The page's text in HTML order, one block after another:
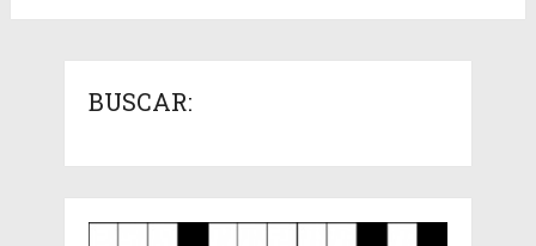
BUSCAR: